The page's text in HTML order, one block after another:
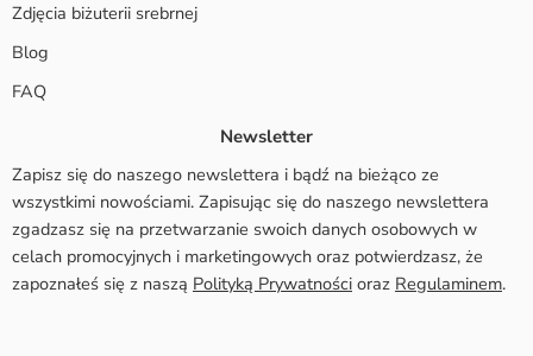
Zdjęcia biżuterii srebrnej
Blog
FAQ
Newsletter
Zapisz się do naszego newslettera i bądź na bieżąco ze
wszystkimi nowościami. Zapisując się do naszego newslettera
zgadzasz się na przetwarzanie swoich danych osobowych w
celach promocyjnych i marketingowych oraz potwierdzasz, że
zapoznałeś się z naszą Polityką Prywatności oraz Regulaminem.